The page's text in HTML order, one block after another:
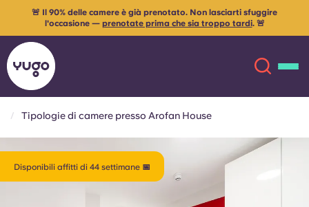
Sedi English (US)
🚨 Il 90% delle camere è già prenotato. Non lasciarti sfuggire
l'occasione — prenotate prima che sia troppo tardi. 🚨
Tipologie di camere presso Arofan House
Disponibili affitti di 44 settimane 📅